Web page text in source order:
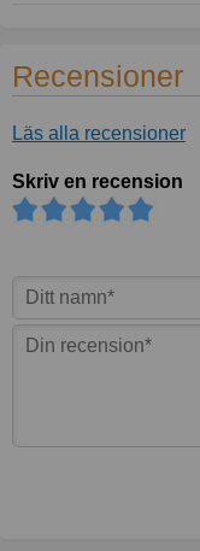
Recensioner
Läs alla recensioner
Skriv en recension